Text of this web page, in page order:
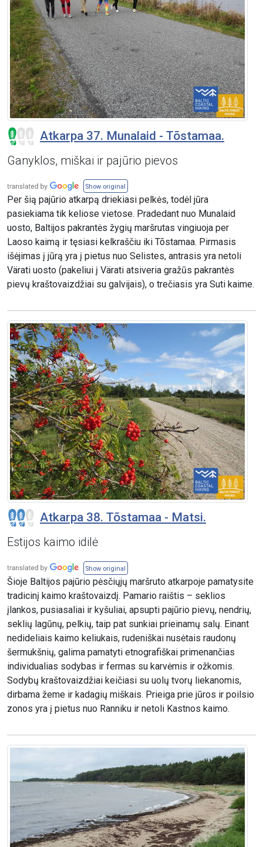
Atkarpa 37. Munalaid - Tõstamaa.
Ganyklos, miškai ir pajūrio pievos
Show original
Per šią pajūrio atkarpą driekiasi pelkės, todėl jūra
pasiekiama tik keliose vietose. Pradedant nuo Munalaid
uosto, Baltijos pakrantės žygių maršrutas vingiuoja per
Laoso kaimą ir tęsiasi kelkraščiu iki Tõstamaa. Pirmasis
išėjimas į jūrą yra į pietus nuo Selistes, antrasis yra netoli
Värati uosto (pakeliui į Värati atsiveria gražūs pakrantės
pievų kraštovaizdžiai su galvijais), o trečiasis yra Suti kaime.
Atkarpa 38. Tõstamaa - Matsi.
Estijos kaimo idilė
Show original
Šioje Baltijos pajūrio pėsčiųjų maršruto atkarpoje pamatysite
tradicinį kaimo kraštovaizdį. Pamario raištis – seklios
įlankos, pusiasaliai ir kyšuliai, apsupti pajūrio pievų, nendrių,
seklių lagūnų, pelkių, taip pat sunkiai prieinamų salų. Einant
nedideliais kaimo keliukais, rudeniškai nusėtais raudonų
šermukšnių, galima pamatyti etnografiškai primenančias
individualias sodybas ir fermas su karvėmis ir ožkomis.
Sodybų kraštovaizdžiai keičiasi su uolų tvorų liekanomis,
dirbama žeme ir kadagių miškais. Prieiga prie jūros ir poilsio
zonos yra į pietus nuo Ranniku ir netoli Kastnos kaimo.